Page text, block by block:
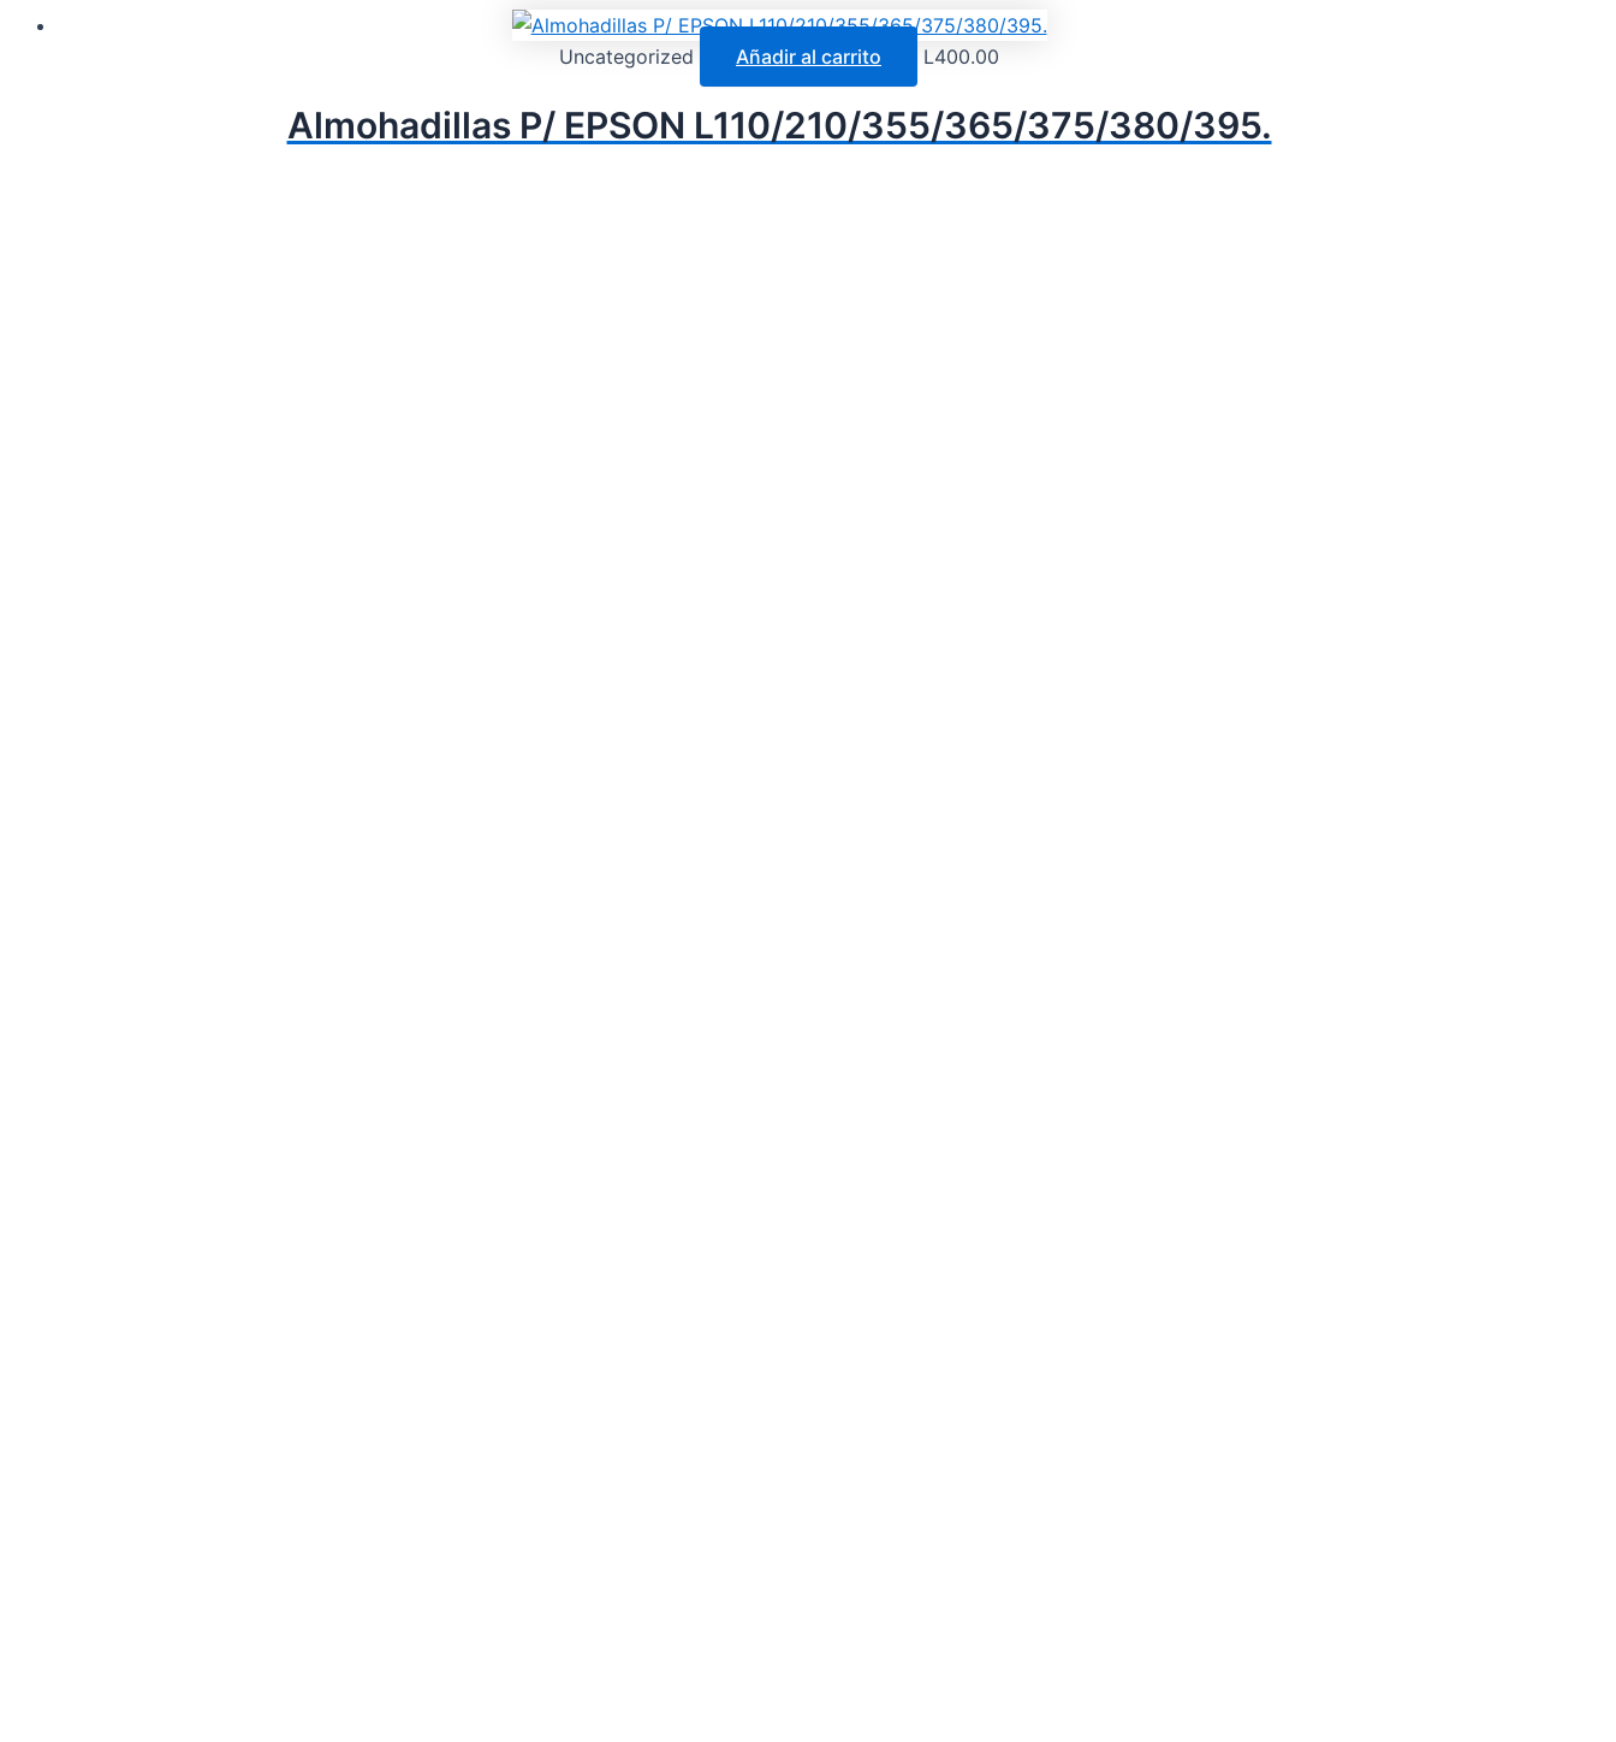
Uncategorized Añadir al carrito L400.00
Almohadillas P/ EPSON L110/210/355/365/375/380/395.